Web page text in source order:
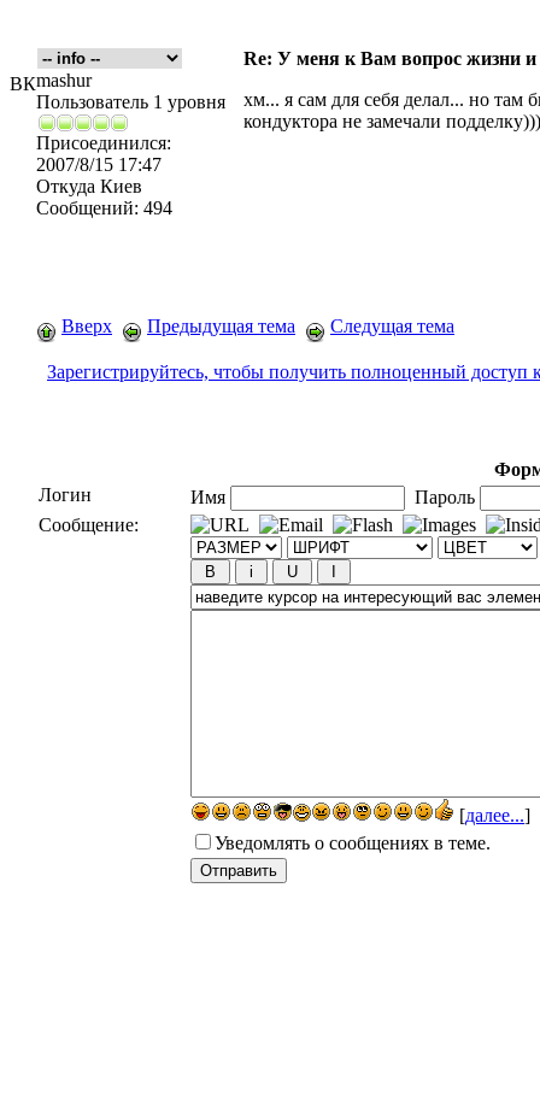
ВК
Re: У меня к Вам вопрос жизни и
mashur
Пользователь 1 уровня
Присоединился:
2007/8/15 17:47
Откуда Киев
Сообщений: 494
хм... я сам для себя делал... но там
кондуктора не замечали подделку)))
Вверх Предыдущая тема Следущая тема
Зарегистрируйтесь, чтобы получить полноценный доступ
Логин
Имя
Пароль
Сообщение:
[далее...]
Уведомлять о сообщениях в теме.